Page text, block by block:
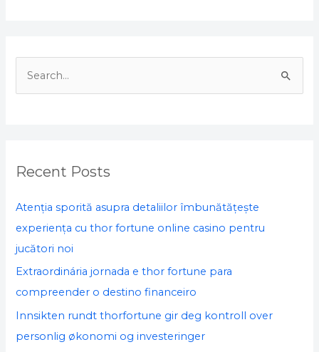
f
o
r
:
Recent Posts
Atenția sporită asupra detaliilor îmbunătățește
experiența cu thor fortune online casino pentru
jucători noi
Extraordinária jornada e thor fortune para
compreender o destino financeiro
Innsikten rundt thorfortune gir deg kontroll over
personlig økonomi og investeringer